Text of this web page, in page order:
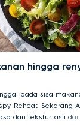
hingga
pada sisa
Reheat. Sekarang
dan tekstur asli